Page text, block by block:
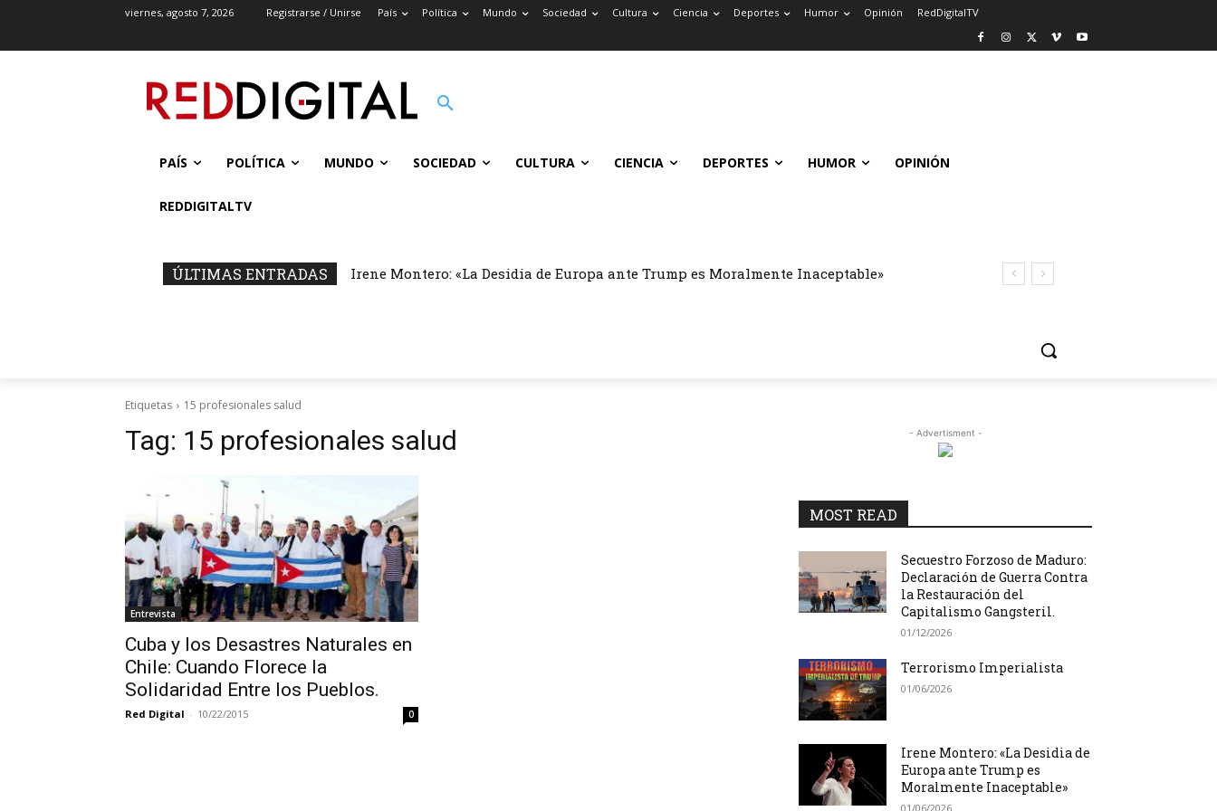
viernes, agosto 7, 2026 Registrarse / Unirse País Política Mundo Sociedad Cultura Ciencia Deportes Humor Opinión RedDigitalTV
PAÍS POLÍTICA MUNDO SOCIEDAD CULTURA CIENCIA DEPORTES HUMOR OPINIÓN
REDDIGITALTV
ÚLTIMAS ENTRADAS Irene Montero: «La Desidia de Europa ante Trump es Moralmente Inaceptable»
Etiquetas 15 profesionales salud
Tag: 15 profesionales salud
Entrevista
Cuba y los Desastres Naturales en
Chile: Cuando Florece la
Solidaridad Entre los Pueblos.
Red Digital - 10/22/2015 0
- Advertisment -
MOST READ
Secuestro Forzoso de Maduro:
Declaración de Guerra Contra
la Restauración del
Capitalismo Gangsteril.
01/12/2026
Terrorismo Imperialista
01/06/2026
Irene Montero: «La Desidia de
Europa ante Trump es
Moralmente Inaceptable»
01/06/2026